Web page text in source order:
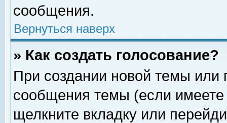
сообщения.
Вернуться наверх
» Как создать голосование?
При создании новой темы или
сообщения темы (если
щелкните вкладку или